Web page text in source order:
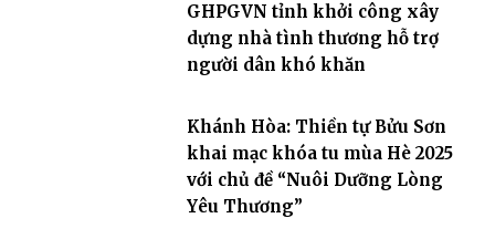
GHPGVN tỉnh khởi công xây
dựng nhà tình thương hỗ trợ
người dân khó khăn
Khánh Hòa: Thiền tự Bửu Sơn
khai mạc khóa tu mùa Hè 2025
với chủ đề “Nuôi Dưỡng Lòng
Yêu Thương”